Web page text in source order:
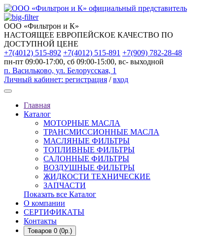
официальный представитель
ООО «Фильтрон и К»
НАСТОЯЩЕЕ ЕВРОПЕЙСКОЕ КАЧЕСТВО ПО
ДОСТУПНОЙ ЦЕНЕ
+7(4012) 515-892 +7(4012) 515-891 +7(909) 782-28-48
пн-пт 09:00-17:00, сб 09:00-15:00, вс- выходной
п. Васильково, ул. Белорусская, 1
Личный кабинет: регистрация /вход
Главная
Каталог
МОТОРНЫЕ МАСЛА
ТРАНСМИССИОННЫЕ МАСЛА
МАСЛЯНЫЕ ФИЛЬТРЫ
ТОПЛИВНЫЕ ФИЛЬТРЫ
САЛОННЫЕ ФИЛЬТРЫ
ВОЗДУШНЫЕ ФИЛЬТРЫ
ЖИДКОСТИ ТЕХНИЧЕСКИЕ
ЗАПЧАСТИ
Показать все Каталог
О компании
СЕРТИФИКАТЫ
Контакты
Товаров 0 (0р.)